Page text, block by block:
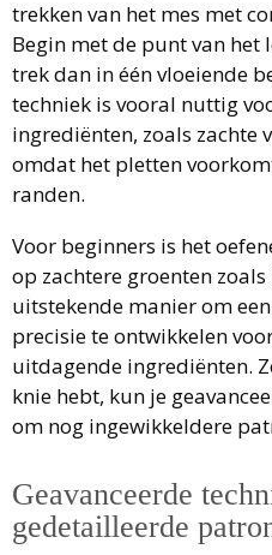
trekken van het mes met
Begin met de punt van
trek dan in één vloeiende
techniek is vooral nuttig
ingrediënten, zoals zachte
omdat het pletten
randen.
Voor beginners is het
op zachtere groenten
uitstekende manier om
precisie te ontwikkelen
uitdagende ingrediënten.
knie hebt, kun je
om nog ingewikkeldere
Geavanceerde
gedetailleerde